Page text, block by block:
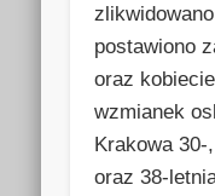
postawiono
oraz
wzmianek
Krakowa
oraz 38-